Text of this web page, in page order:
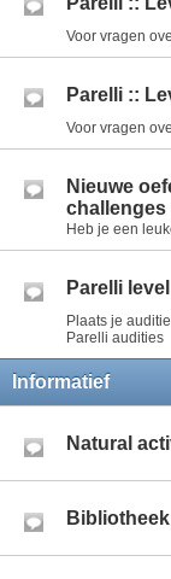
Voor vragen
Parelli ::
Voor vragen
Nieuwe
challenges
Heb je een
Parelli
Plaats je
Parelli audities
Informatief
Natural
Bibliotheek